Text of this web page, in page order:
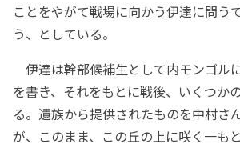
ことをやがて戦場に向かう伊達に問う
う、としている。
伊達は幹部候補生として内モンゴル
を書き、それをもとに戦後、いくつか
る。遺族から提供されたものを中村さ
が、このまま、この丘の上に咲く一も